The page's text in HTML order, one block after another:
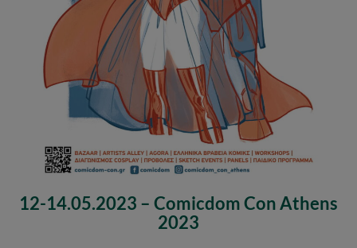
12-14.05.2023 – Comicdom Con Athens
2023